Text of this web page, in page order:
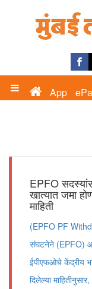
App
EPFO
खात्यात जमा
माहिती
(EPFO PF
संघटनेने (EPFO)
ईपीएफओचे केंद्रीय
दिलेल्या